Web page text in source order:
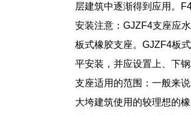
层建筑中逐渐得到应用。
安装注意：GJZF4支座应
板式橡胶支座。GJZF4板
平安装，并应设置上、下
支座适用的范围：一般来
大垮建筑使用的较理想的